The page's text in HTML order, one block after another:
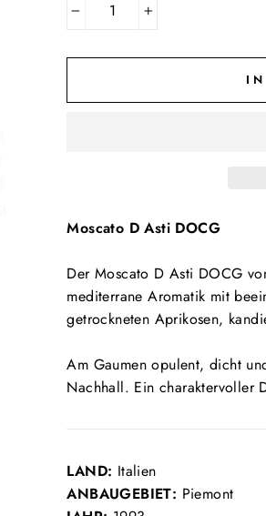
+
Moscato D Asti DOCG
Der Moscato D Asti DOCG
mediterrane Aromatik mit
getrockneten Aprikosen,
Am Gaumen opulent, dicht
Nachhall. Ein charaktervoller
LAND: Italien
ANBAUGEBIET: Piemont